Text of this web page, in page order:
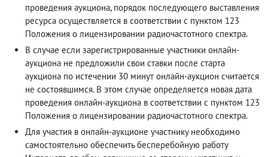
проведения аукциона, порядок последующего выставления
ресурса осуществляется в соответствии с пунктом 123
Положения о лицензировании радиочастотного спектра.
В случае если зарегистрированные участники онлайн-
аукциона не предложили свои ставки после старта
аукциона по истечении 30 минут онлайн-аукцион считается
не состоявшимся. В этом случае определяется новая дата
проведения онлайн-аукциона в соответствии с пунктом 123
Положения о лицензировании радиочастотного спектра.
Для участия в онлайн-аукционе участнику необходимо
самостоятельно обеспечить бесперебойную работу